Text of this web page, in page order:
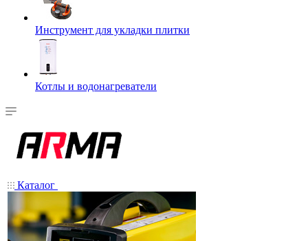
Инструмент для укладки плитки
Котлы и водонагреватели
Каталог